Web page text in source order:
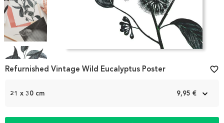
Item
1
21 x 30 cm 9,95 €
Refurnished Vintage Wild Eucalyptus Poster favorite_border